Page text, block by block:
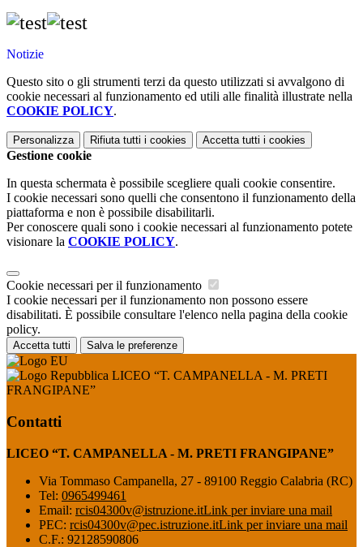
Notizie
Questo sito o gli strumenti terzi da questo utilizzati si avvalgono di
cookie necessari al funzionamento ed utili alle finalità illustrate nella
COOKIE POLICY.
Personalizza Rifiuta tutti i cookies Accetta tutti i cookies
Gestione cookie
In questa schermata è possibile scegliere quali cookie consentire.
I cookie necessari sono quelli che consentono il funzionamento della
piattaforma e non è possibile disabilitarli.
Per conoscere quali sono i cookie necessari al funzionamento potete
visionare la COOKIE POLICY.
Cookie necessari per il funzionamento
I cookie necessari per il funzionamento non possono essere
disabilitati. È possibile consultare l'elenco nella pagina della cookie
policy.
Accetta tutti Salva le preferenze
LICEO “T. CAMPANELLA - M. PRETI
FRANGIPANE”
Contatti
LICEO “T. CAMPANELLA - M. PRETI FRANGIPANE”
Via Tommaso Campanella, 27 - 89100 Reggio Calabria (RC)
Tel: 0965499461
Email: rcis04300v@istruzione.itLink per inviare una mail
PEC: rcis04300v@pec.istruzione.itLink per inviare una mail
C.F.: 92128590806